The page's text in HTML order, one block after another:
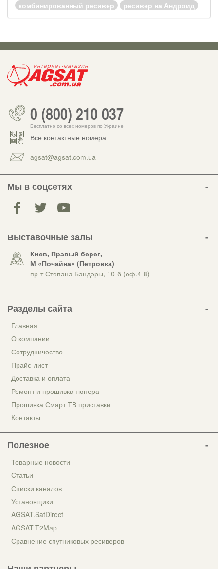
комбинированный ресивер
ресивер на Андроид
0 (800) 210 037
Бесплатно со всех номеров по Украине
Все контактные номера
agsat@agsat.com.ua
Мы в соцсетях
Выставочные залы
Киев, Правый берег,
М «Почайна» (Петровка)
пр-т Степана Бандеры, 10-б (оф.4-8)
Разделы сайта
Главная
О компании
Сотрудничество
Прайс-лист
Доставка и оплата
Ремонт и прошивка тюнера
Прошивка Смарт ТВ приставки
Контакты
Полезное
Товарные новости
Статьи
Списки каналов
Установщики
AGSAT.SatDirect
AGSAT.T2Map
Сравнение спутниковых ресиверов